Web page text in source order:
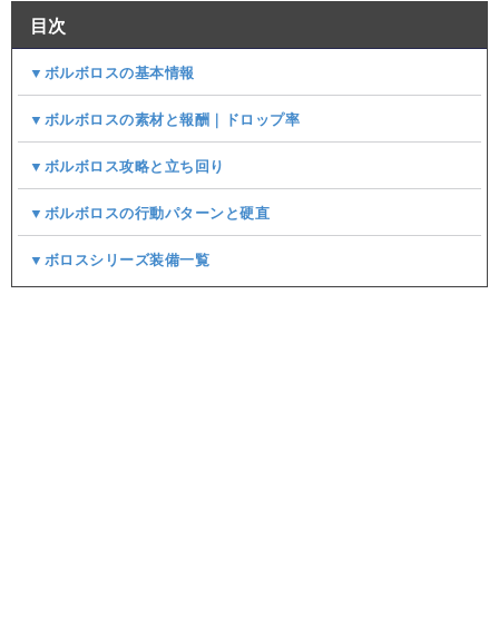
目次
▼ボルボロスの基本情報
▼ボルボロスの素材と報酬｜ドロップ率
▼ボルボロス攻略と立ち回り
▼ボルボロスの行動パターンと硬直
▼ボロスシリーズ装備一覧